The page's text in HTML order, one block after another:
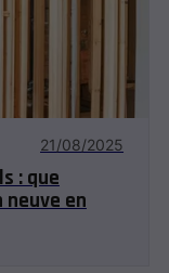
21/08/2025
: que
en